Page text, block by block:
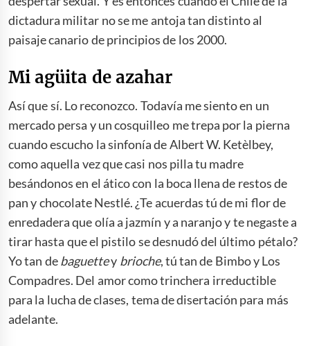
dictadura militar no se me antoja tan distinto al
paisaje canario de principios de los 2000.
Mi agüita de azahar
Así que sí. Lo reconozco. Todavía me siento en un
mercado persa y un cosquilleo me trepa por la pierna
cuando escucho la sinfonía de Albert W. Ketèlbey,
como aquella vez que casi nos pilla tu madre
besándonos en el ático con la boca llena de restos de
pan y chocolate Nestlé. ¿Te acuerdas tú de mi flor de
enredadera que olía a jazmín y a naranjo y te negaste a
tirar hasta que el pistilo se desnudó del último pétalo?
Yo tan debaguettey brioche, tú tan de Bimbo y Los
Compadres. Del amor como trinchera irreductible
para la lucha de clases, tema de disertación para más
adelante.